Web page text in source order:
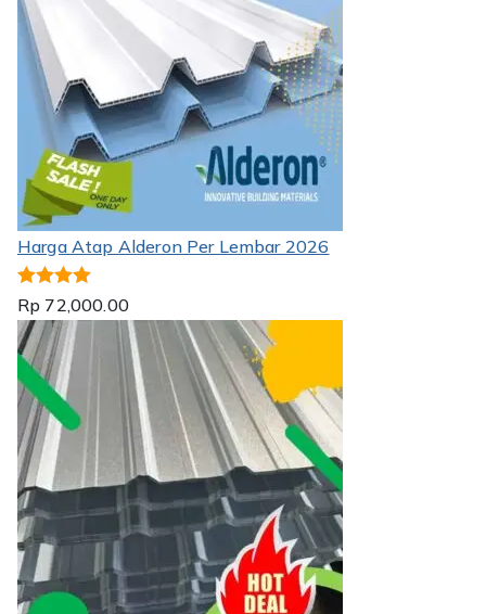
Harga Atap Alderon Per Lembar 2026
Dinilai 5.00
dari 5
Rp 72,000.00